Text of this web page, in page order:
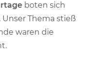
boten sich
Thema stieß
waren die